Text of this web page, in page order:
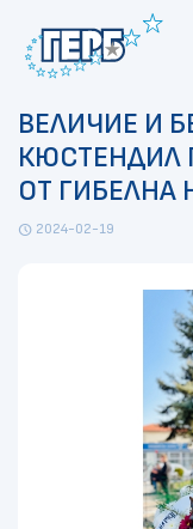
ВЕЛИЧИЕ И
КЮСТЕНДИЛ
ОТ ГИБЕЛНА
schedule 2024-02-19